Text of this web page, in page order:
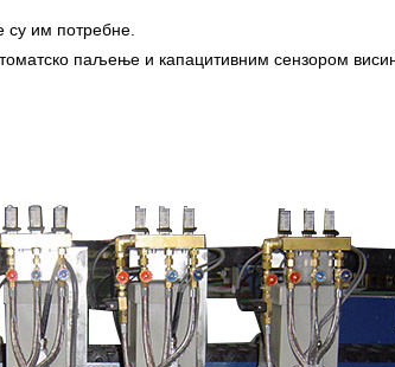
су им потребне.
паљење и капацитивним сензором